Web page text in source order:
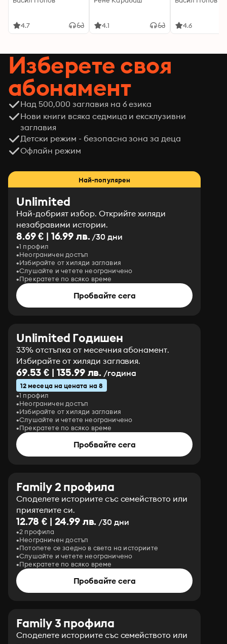
победоносната обсада на Константинопол и
втори път на византийския трон. На българския
югоизточната област Загорие.
4.7 4.1 4.6
Изберете своя
абонамент
Над 500,000 заглавия на 6 езика
Нови книги всяка седмица и ексклузивни
заглавия
Детски режим - безопасна зона за деца
Офлайн режим
Най-популярен
Unlimited
Най-добрият избор. Открийте хиляди
незабравими истории.
8.69 € | 16.99 лв./30 дни
1 профил
Неограничен достъп
Избирайте от хиляди заглавия
Слушайте и четете неограничено
Прекратете по всяко време
Пробвайте сега
Unlimited Годишен
33% отстъпка от месечния абонамент.
Избирайте от хиляди заглавия.
69.53 € | 135.99 лв. /година
12 месеца на цената на 8
1 профил
Неограничен достъп
Избирайте от хиляди заглавия
Слушайте и четете неограничено
Прекратете по всяко време
Пробвайте сега
Family 2 профила
Споделете историите със семейството или
приятелите си.
12.78 € | 24.99 лв. /30 дни
2 профила
Неограничен достъп
Потопете се заедно в света на историите
Слушайте и четете неограничено
Прекратете по всяко време
Пробвайте сега
Family 3 профила
Споделете историите със семейството или